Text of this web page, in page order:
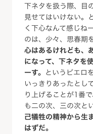
下ネタを扱う際、目
見せてはいけない。
く下心なんて感じね
のは、少々、思春期
心はあるけれども、
になって、下ネタを
ーす。 というピエロ
いっきりあったとし
り上げることが1番
も二の次、三の次と
己犠牲の精神から生
はずだ。